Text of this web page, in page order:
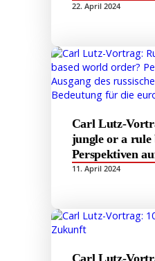
22. April 2024
Carl Lutz-
jungle or a rule
Perspektiven
russischen
11. April 2024